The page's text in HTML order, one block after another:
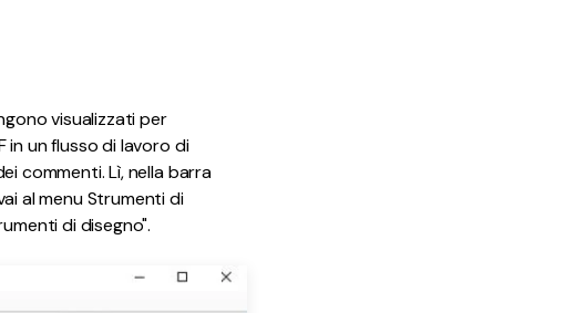
visualizzati per
in un flusso di lavoro di
commenti. Lì, nella barra
al menu Strumenti di
di disegno".